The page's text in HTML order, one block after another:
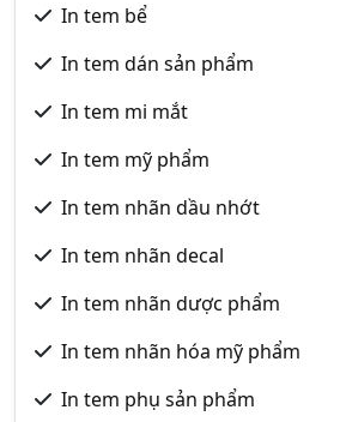
In tem bể
In tem dán sản phẩm
In tem mi mắt
In tem mỹ phẩm
In tem nhãn dầu nhớt
In tem nhãn decal
In tem nhãn dược phẩm
In tem nhãn hóa mỹ phẩm
In tem phụ sản phẩm